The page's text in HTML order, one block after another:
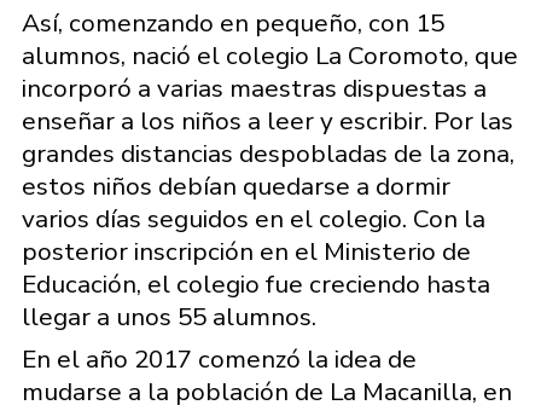
Así, comenzando en pequeño, con 15
alumnos, nació el colegio La Coromoto, que
incorporó a varias maestras dispuestas a
enseñar a los niños a leer y escribir. Por las
grandes distancias despobladas de la zona,
estos niños debían quedarse a dormir
varios días seguidos en el colegio. Con la
posterior inscripción en el Ministerio de
Educación, el colegio fue creciendo hasta
llegar a unos 55 alumnos.
En el año 2017 comenzó la idea de
mudarse a la población de La Macanilla, en